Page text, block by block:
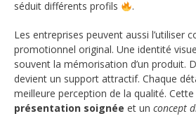
séduit différents profils
.
Les entreprises peuvent aussi l’utiliser
promotionnel original. Une identité
souvent la mémorisation d’un produit.
devient un support attractif. Chaque
meilleure perception de la qualité.
présentation soignée et un concept